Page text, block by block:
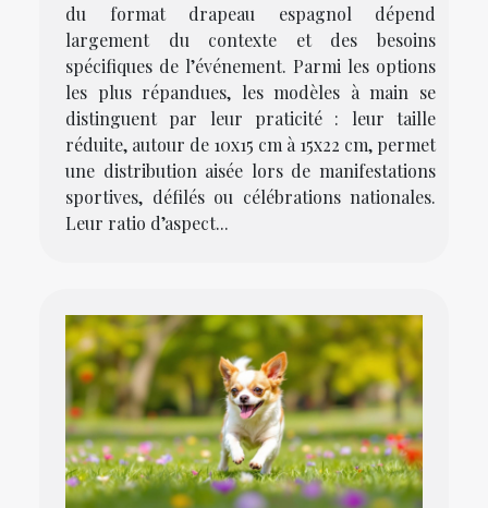
du format drapeau espagnol dépend
largement du contexte et des besoins
spécifiques de l’événement. Parmi les options
les plus répandues, les modèles à main se
distinguent par leur praticité : leur taille
réduite, autour de 10x15 cm à 15x22 cm, permet
une distribution aisée lors de manifestations
sportives, défilés ou célébrations nationales.
Leur ratio d’aspect...